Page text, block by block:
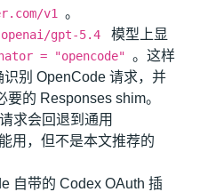
v1
。
openai/gpt-5.4
模型上显
= "opencode" 。这样
识别 OpenCode 请求，并
的 Responses shim。
求会回退到通用
用，但不是本文推荐的
自带的 Codex OAuth 插